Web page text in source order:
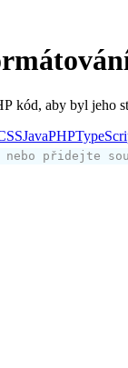
kód, aby byl jeho
JavaPHP
přidejte